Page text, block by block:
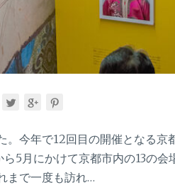
今年で12回目の開催となる京
5月にかけて京都市内の13の会
まで一度も訪れ…